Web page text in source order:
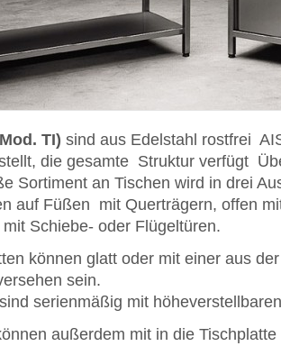
TI) sind aus Edelstahl rostfrei
die gesamte Struktur verfügt
Sortiment an Tischen wird in drei
auf Füßen mit Querträgern, offen
Schiebe- oder Flügeltüren.
können glatt oder mit einer aus
sein.
serienmäßig mit
außerdem mit in die